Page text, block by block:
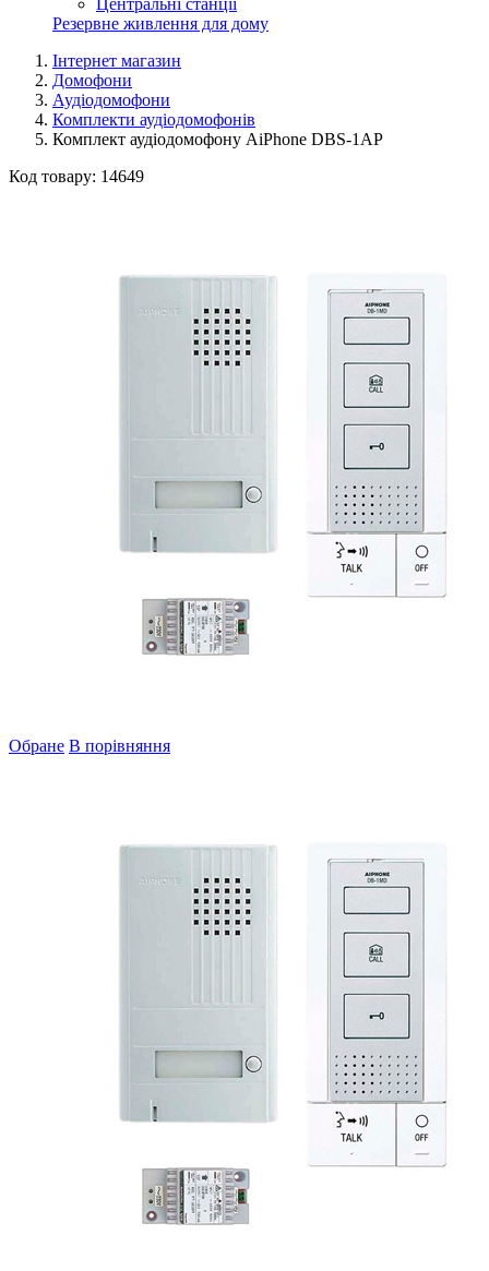
Резервне живлення для дому
Інтернет магазин
Домофони
Аудіодомофони
Комплекти аудіодомофонів
Комплект аудіодомофону AiPhone DBS-1AP
Код товару: 14649
Обране В порівняння